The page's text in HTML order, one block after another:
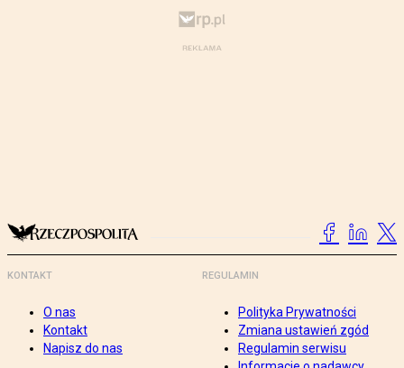
KONTAKT
O nas
Kontakt
Napisz do nas
REGULAMIN
Polityka Prywatności
Zmiana ustawień zgód
Regulamin serwisu